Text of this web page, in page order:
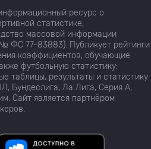
ресурс о
статистике,
массовой информации
ФС 77-83883). Публикует рейтинги
коэффициентов, обучающие
футбольную статистику:
таблицы, результаты и статистику
Бундеслига, Ла Лига, Серия А,
Сайт является партнёром